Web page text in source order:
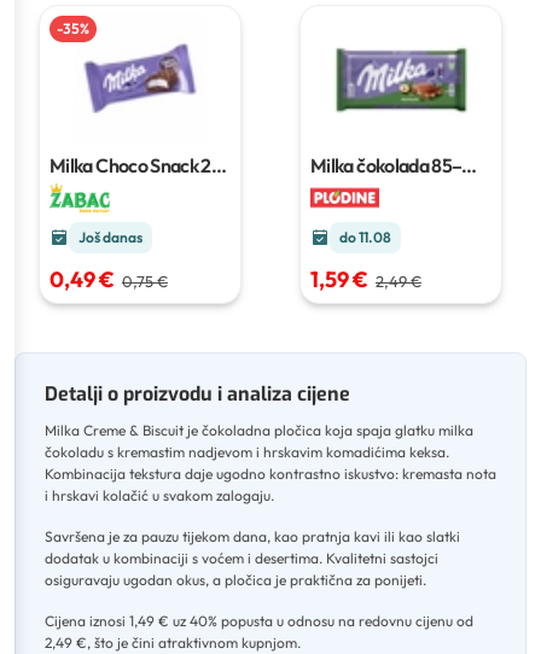
-35%
Milka Choco Snack27
g
Još danas
0,49 € 0,75 €
Milka čokolada85–
100 g
do 11.08
1,59 € 2,49 €
Detalji o proizvodu i analiza cijene
Milka Creme & Biscuit je čokoladna pločica koja spaja glatku milka
čokoladu s kremastim nadjevom i hrskavim komadićima keksa.
Kombinacija tekstura daje ugodno kontrastno iskustvo: kremasta nota
i hrskavi kolačić u svakom zalogaju.
Savršena je za pauzu tijekom dana, kao pratnja kavi ili kao slatki
dodatak u kombinaciji s voćem i desertima. Kvalitetni sastojci
osiguravaju ugodan okus, a pločica je praktična za ponijeti.
Cijena iznosi 1,49 € uz 40% popusta u odnosu na redovnu cijenu od
2,49 €, što je čini atraktivnom kupnjom.